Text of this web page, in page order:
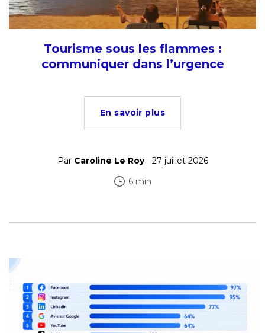
Tourisme sous les flammes :
communiquer dans l’urgence
En savoir plus
Par Caroline Le Roy- 27 juillet 2026
6 min